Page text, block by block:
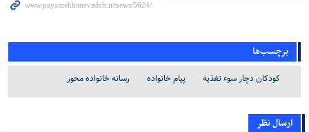
برچسب‌ها
کودکان دچار سوء تغذیه پیام خانواده رسانه خانواده محور
ارسال نظر